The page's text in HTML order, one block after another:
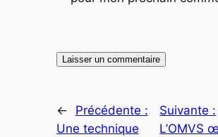
←
Précédente :
Une technique
Suivante :
L’OMVS